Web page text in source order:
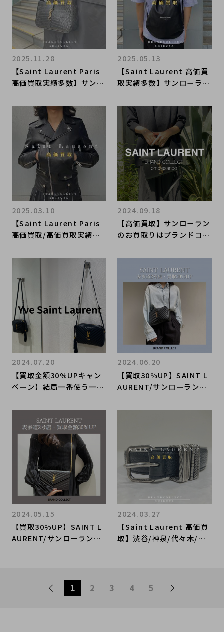
【Saint Laurent Paris
高価買取実績多数】サンロ
ランドコレクト渋谷店へ
新宿/目黒/代々木/恵比寿/
代官山などでご売却を検討
中の方にお勧めです！
2025.11.28
【Saint Laurent 高価買
取実績多数】サンローラン
コレクト渋谷店へ 新宿/
目黒/代々木/恵比寿/代官
山などでご売却を検討中の
方にお勧めです！
2025.05.13
【Saint Laurent Paris
高価買取/高価買取実績多
定なら ブランドコレクト
渋谷店へ 新宿/目黒/代官
山/恵比寿/代々木などでご
売却を検討中の方にお勧め
です！
2025.03.10
【高価買取】サンローラン
のお買取りはブランドコレ
せください！
2024.09.18
【買取金額30%UPキャン
ペーン】結局一番使う一生
カメラバッグとは一体何で
しょう？サンローランのお
買取はブランドコレクト竹
下通り店へ。
2024.07.20
【買取30％UP】SAINT L
AURENT/サンローランを
表参道2号店へ！人気シリ
2024.06.20
【買取30%UP】SAINT L
AURENT/サンローランを
レットを買取入荷いたしま
2024.05.15
【Saint Laurent 高価買
取】渋谷/神泉/代々木/恵
渋谷店へ
2024.03.27
1 2 3 4 5